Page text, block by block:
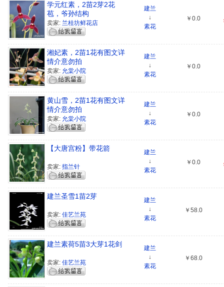
学元红素，2苗2芽2花
苞，爷孙结构
卖家: 兰桂坊鲜花店
建兰
↓
素花
￥0.0
湘妃素，2苗1花有图文详
情介意勿拍
卖家: 允棠小院
建兰
↓
素花
￥0.0
黄山雪，2苗1花有图文详
情介意勿拍
卖家: 允棠小院
建兰
↓
素花
￥0.0
【大唐宫粉】带花箭
卖家: 指兰针
建兰
↓
素花
￥0.0
建兰圣雪1苗2芽
卖家: 佳艺兰苑
建兰
↓
素花
￥58.0
建兰素荷5苗3大芽1花剑
卖家: 佳艺兰苑
建兰
↓
素花
￥68.0